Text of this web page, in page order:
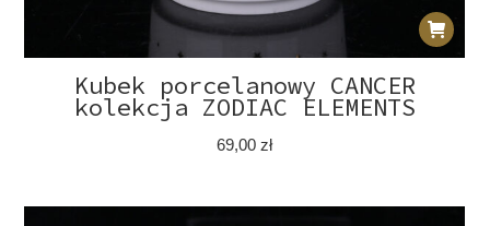
Kubek porcelanowy CANCER
kolekcja ZODIAC ELEMENTS
69,00 zł